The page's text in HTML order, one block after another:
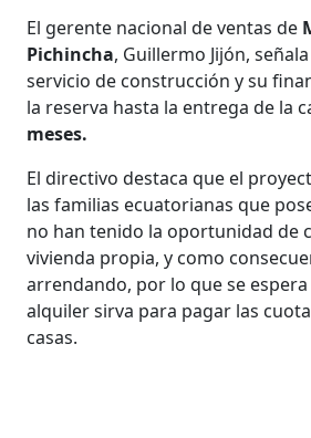
El gerente nacional de ventas de
Pichincha, Guillermo Jijón,
servicio de construcción y su
la reserva hasta la entrega de la
meses.
El directivo destaca que el
las familias ecuatorianas que
no han tenido la oportunidad de
vivienda propia, y como
arrendando, por lo que se
alquiler sirva para pagar las
casas.